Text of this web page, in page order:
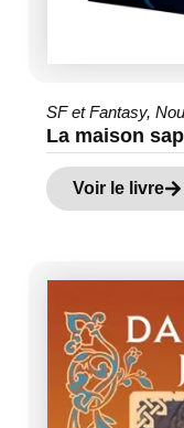
SF et Fantasy,
La maison
Voir le livre